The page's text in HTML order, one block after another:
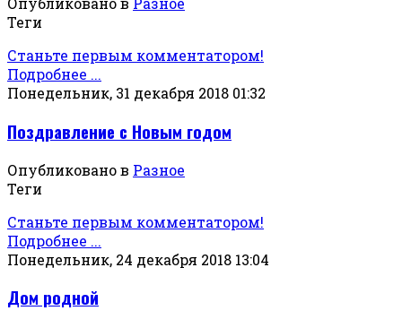
Теги
Станьте первым комментатором!
Подробнее ...
Понедельник, 31 декабря 2018 01:32
Поздравление с Новым годом
Опубликовано в Разное
Теги
Станьте первым комментатором!
Подробнее ...
Понедельник, 24 декабря 2018 13:04
Дом родной